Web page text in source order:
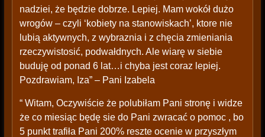
nadziei, że będzie dobrze. Lepiej. Mam wokół dużo
wrogów – czyli ‘kobiety na stanowiskach’, ktore nie
lubią aktywnych, z wybraznia i z chęcia zmieniania
rzeczywistosić, podwałdnych. Ale wiarę w siebie
buduję od ponad 6 lat…i chyba jest coraz lepiej.
Pozdrawiam, Iza” – Pani Izabela
“ Witam, Oczywiście że polubiłam Pani stronę i widze
że co miesiąc będę sie do Pani zwracać o pomoc , bo
5 punkt trafiła Pani 200% reszte ocenie w przyszłym